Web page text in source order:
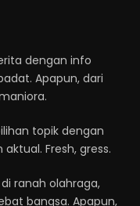
dengan info
Apapun, dari
topik dengan
Fresh, gress.
ranah olahraga,
bangsa. Apapun,